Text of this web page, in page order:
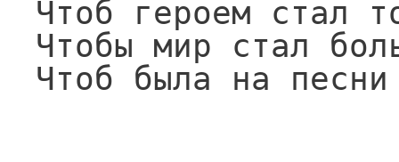
Чтоб героем стал
Чтобы мир стал